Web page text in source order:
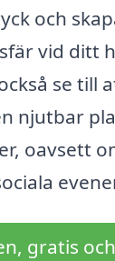
och
vid ditt
se till
njutbar
oavsett
gratis